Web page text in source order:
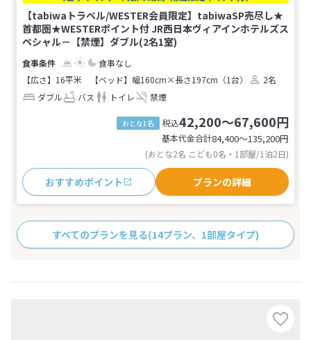
【tabiwaトラベル/WESTER会員限定】tabiwaSP売尽し★
首都圏★WESTERポイント付 JR西日本ヴィアインホテルズス
ペシャル－【禁煙】ダブル(2名1室)
食事なし
【広さ】16平米
【ベッド】幅160cm×長さ197cm（1台）
2名
ダブル
バス トイレ 禁煙
おとな1名 税込42,200～67,600円
基本代金合計84,400〜135,200円
(おとな2名 こども0名・1部屋/1泊2日)
おすすめポイント プランの詳細
すべてのプランを見る(14プラン、1部屋タイプ)